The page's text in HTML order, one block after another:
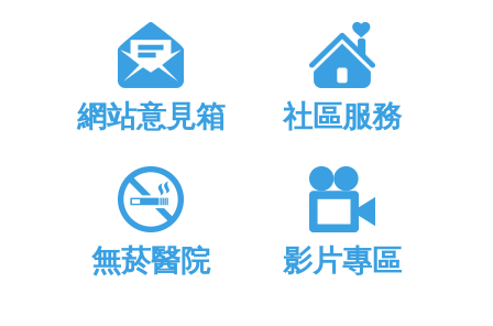
網站意見箱 社區服務
無菸醫院 影片專區